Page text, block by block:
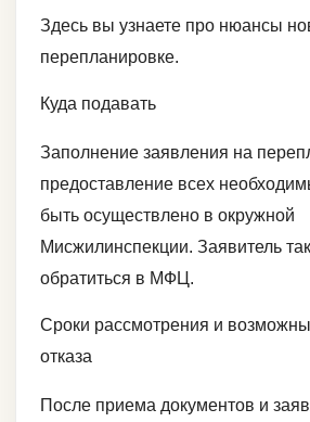
Здесь вы узнаете про нюансы
перепланировке.
Куда подавать
Заполнение заявления на
предоставление всех
быть осуществлено в окружной
Мисжилинспекции. Заявитель
обратиться в МФЦ.
Сроки рассмотрения и
отказа
После приема документов и